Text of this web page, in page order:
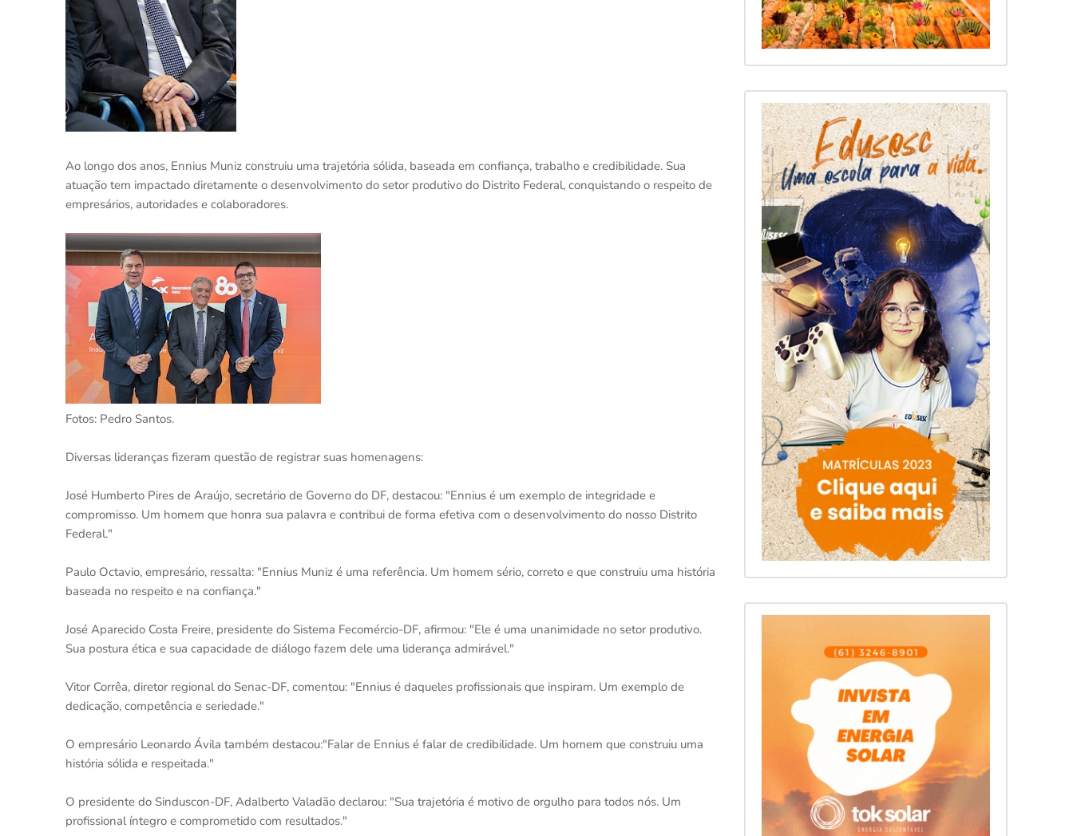
Ao longo dos anos, Ennius Muniz construiu uma trajetória sólida, baseada em confiança, trabalho e credibilidade. Sua
atuação tem impactado diretamente o desenvolvimento do setor produtivo do Distrito Federal, conquistando o respeito de
empresários, autoridades e colaboradores.
Fotos: Pedro Santos.
Diversas lideranças fizeram questão de registrar suas homenagens:
José Humberto Pires de Araújo, secretário de Governo do DF, destacou: "Ennius é um exemplo de integridade e
compromisso. Um homem que honra sua palavra e contribui de forma efetiva com o desenvolvimento do nosso Distrito
Federal."
Paulo Octavio, empresário, ressalta: "Ennius Muniz é uma referência. Um homem sério, correto e que construiu uma história
baseada no respeito e na confiança."
José Aparecido Costa Freire, presidente do Sistema Fecomércio-DF, afirmou: "Ele é uma unanimidade no setor produtivo.
Sua postura ética e sua capacidade de diálogo fazem dele uma liderança admirável."
Vitor Corrêa, diretor regional do Senac-DF, comentou: "Ennius é daqueles profissionais que inspiram. Um exemplo de
dedicação, competência e seriedade."
O empresário Leonardo Ávila também destacou:"Falar de Ennius é falar de credibilidade. Um homem que construiu uma
história sólida e respeitada."
O presidente do Sinduscon-DF, Adalberto Valadão declarou: "Sua trajetória é motivo de orgulho para todos nós. Um
profissional íntegro e comprometido com resultados."